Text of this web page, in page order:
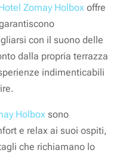
Zomay Holboxoffre
con il suono delle
dalla propria terrazza
indimenticabili
Holboxsono
e relax ai suoi ospiti,
che richiamano lo